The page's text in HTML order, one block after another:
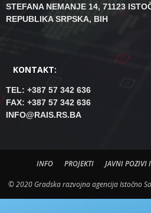
STEFANA NEMANJE 14, 71123
REPUBLIKA SRPSKA, BIH
KONTAKT:
TEL: +387 57 342 636
FAX: +387 57 342 636
INFO@RAIS.RS.BA
INFO PROJEKTI JAVNI POZIVI
© 2020 Gradska razvojna agencija Istočno